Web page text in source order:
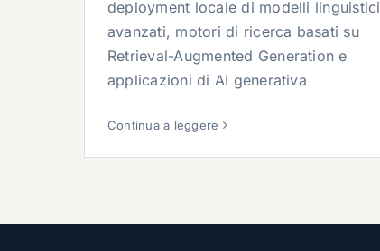
deployment locale di modelli linguistici
avanzati, motori di ricerca basati su
Retrieval-Augmented Generation e
applicazioni di AI generativa
Continua a leggere